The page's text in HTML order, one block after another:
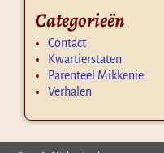
Categorieën
Contact
Kwartierstaten
Parenteel Mikkenie
Verhalen